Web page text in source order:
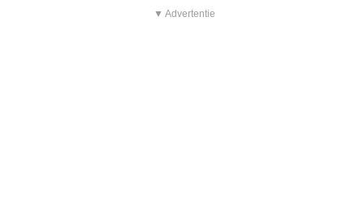
▼ Advertentie